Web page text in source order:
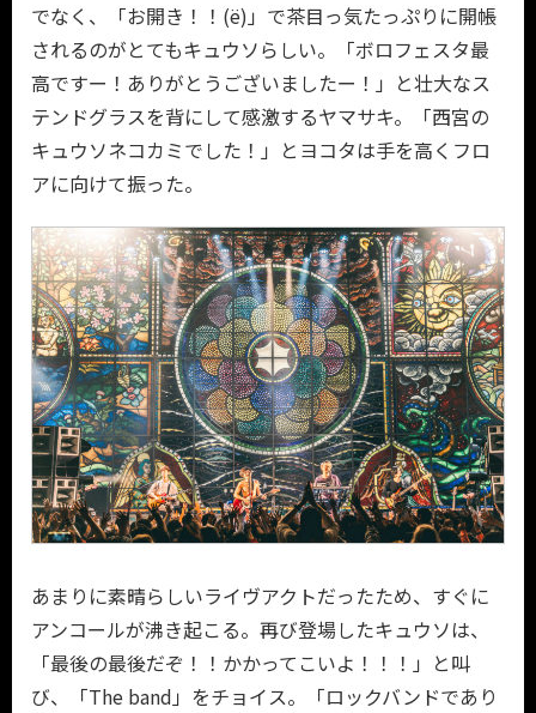
でなく、「お開き！！(ё)」で茶目っ気たっぷりに開帳
されるのがとてもキュウソらしい。「ボロフェスタ最
高ですー！ありがとうございましたー！」と壮大なス
テンドグラスを背にして感激するヤマサキ。「西宮の
キュウソネコカミでした！」とヨコタは手を高くフロ
アに向けて振った。
あまりに素晴らしいライヴアクトだったため、すぐに
アンコールが沸き起こる。再び登場したキュウソは、
「最後の最後だぞ！！かかってこいよ！！！」と叫
び、「The band」をチョイス。「ロックバンドであり